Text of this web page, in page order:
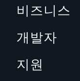
비즈니스
개발자
지원